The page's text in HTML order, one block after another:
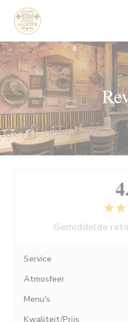
Cookies beheer paneel
Gemiddelde
Service
Atmosfeer
Menu's
Kwaliteit/Prijs